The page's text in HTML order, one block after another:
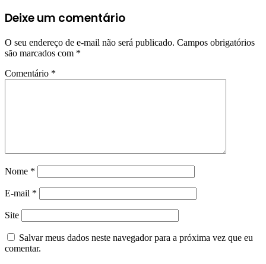
Deixe um comentário
O seu endereço de e-mail não será publicado. Campos obrigatórios
são marcados com *
Comentário *
Nome *
E-mail *
Site
Salvar meus dados neste navegador para a próxima vez que eu
comentar.